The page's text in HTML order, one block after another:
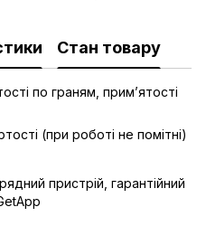
Стан товару
по граням, примʼятості
(при роботі не помітні)
пристрій, гарантійний